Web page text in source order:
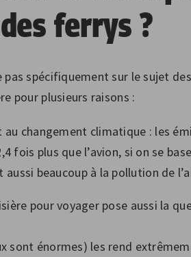
ferrys ?
pas spécifiquement sur le sujet
pour plusieurs raisons :
changement climatique : les
fois plus que l’avion, si on se
beaucoup à la pollution de
pour voyager pose aussi la
sont énormes) les rend